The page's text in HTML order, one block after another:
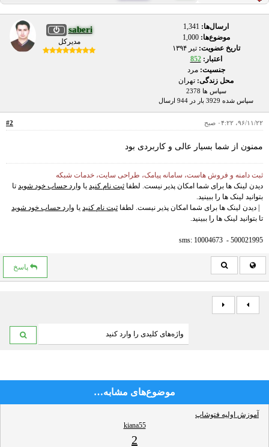
saberi
مدیرکل
ارسال‌ها: 1,341
موضوع‌ها: 1,000
تاریخ عضویت:تير ۱۳۹۴
اعتبار:852
جنسیت: مرد
محل زندگی: تهران
سپاس ها 2378
سپاس شده 3929 بار در 944 ارسال
#2 ۹۶/۱۱/۲۲، ۰۴:۲۲ صبح
ممنون از شما بسیار عالی و کاربردی بود
ثبت دامنه و فروش هاست، سامانه پیامک، طراحی سایت، خدمات شبکه
دیدن لینک ها برای شما امکان پذیر نیست. لطفا ثبت نام کنید یا وارد حساب خود شوید تا
بتوانید لینک ها را ببینید.
| دیدن لینک ها برای شما امکان پذیر نیست. لطفا ثبت نام کنید یا وارد حساب خود شوید
تا بتوانید لینک ها را ببینید.
sms: 10004673 - 500021995
پاسخ
موضوع‌های مشابه…
آموزش اولیه فتوشاپ
kiana55
2